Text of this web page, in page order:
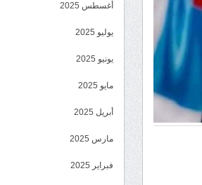
أغسطس 2025
يوليو 2025
يونيو 2025
مايو 2025
أبريل 2025
مارس 2025
فبراير 2025